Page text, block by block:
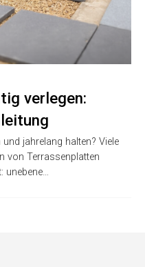
verlegen:
jahrelang halten? Viele
von Terrassenplatten
unebene…